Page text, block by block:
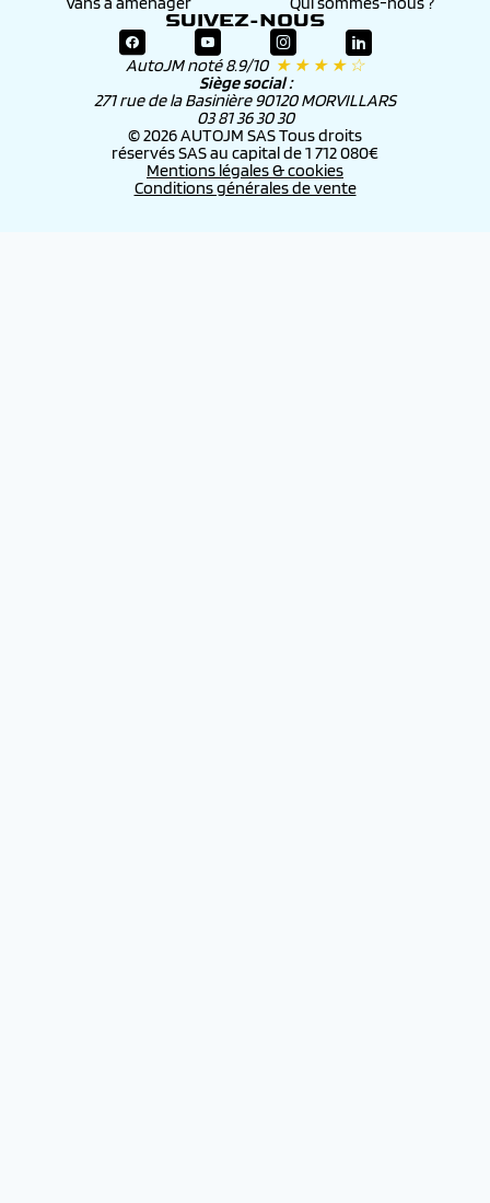
SUIVEZ-NOUS
AutoJM noté 8.9/10 ★ ★ ★ ★ ☆
Siège social :
271 rue de la Basinière 90120 MORVILLARS
03 81 36 30 30
© 2026 AUTOJM SAS Tous droits
réservés SAS au capital de 1 712 080€
Mentions légales & cookies
Conditions générales de vente